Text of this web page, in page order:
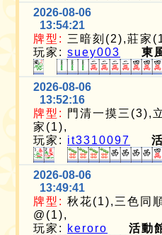
2026-08-06
13:54:21
牌型: 三暗刻(2),莊家
玩家:suey003 東
2026-08-06
13:52:16
牌型:
門清一摸三(3),
家(1),
玩家: it3310097 活
2026-08-06
13:49:41
牌型: 秋花(1),三色同
@(1),
玩家:
keroro 活動